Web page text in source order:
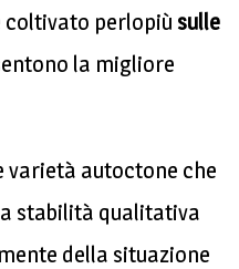
coltivato perlopiù sulle
la migliore
varietà autoctone che
stabilità qualitativa
della situazione